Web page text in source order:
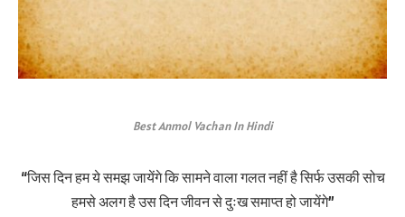
Best Anmol Vachan In Hindi
“जिस दिन हम ये समझ जायेंगे कि सामने वाला गलत नहीं है सिर्फ उसकी सोच
हमसे अलग है उस दिन जीवन से दुःख समाप्त हो जायेंगे”